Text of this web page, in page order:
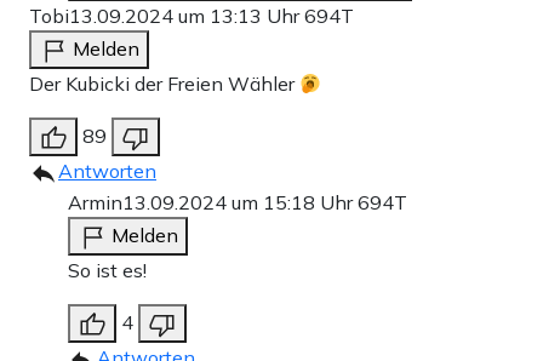
Tobi13.09.2024 um 13:13 Uhr694T
Melden
Der Kubicki der Freien Wähler
89
Antworten
Armin13.09.2024 um 15:18 Uhr694T
Melden
So ist es!
4